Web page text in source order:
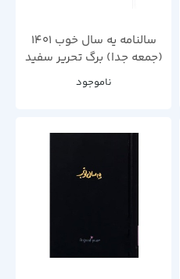
سالنامه یه سال خوب 1401
(جمعه جدا) برگ تحریر سفید
جعبه باز
ناموجود